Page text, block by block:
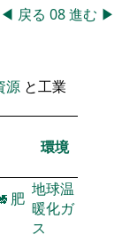
◀ 戻る 08進む ▶
源 と工業
環境
肥 地球温
暖化ガ
ス